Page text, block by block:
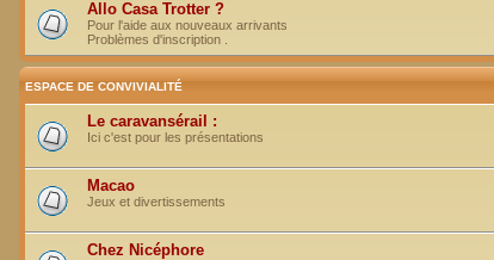
Allo Casa Trotter ?
Pour l'aide aux nouveaux arrivants
Problèmes d'inscription .
ESPACE DE CONVIVIALITÉ
Le caravansérail :
Ici c'est pour les présentations
Macao
Jeux et divertissements
Chez Nicéphore